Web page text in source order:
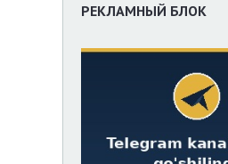
РЕКЛАМНЫЙ БЛОК